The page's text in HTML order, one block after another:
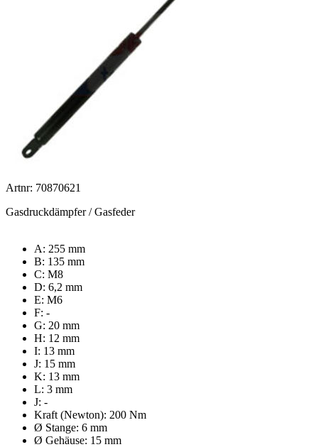
Artnr: 70870621
Gasdruckdämpfer / Gasfeder
A: 255 mm
B: 135 mm
C: M8
D: 6,2 mm
E: M6
F: -
G: 20 mm
H: 12 mm
I: 13 mm
J: 15 mm
K: 13 mm
L: 3 mm
J: -
Kraft (Newton): 200 Nm
Ø Stange: 6 mm
Ø Gehäuse: 15 mm